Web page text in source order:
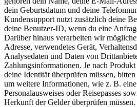
dein Geburtsdatum und deine
Kundensupport nutzt zusätzlich deine
deine Benutzer-ID, wenn du eine
Darüber hinaus verarbeiten wir
Adresse, verwendetes Gerät,
Analysedaten und Daten von
Zahlungsinformationen. Je nach
deine Identität überprüfen müssen,
um weitere Informationen, wie z. B.
Personalausweises oder Reisepasses
Herkunft der Gelder überprüfen müssen.